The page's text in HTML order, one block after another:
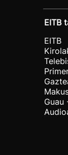
EITB
EITB
Guau